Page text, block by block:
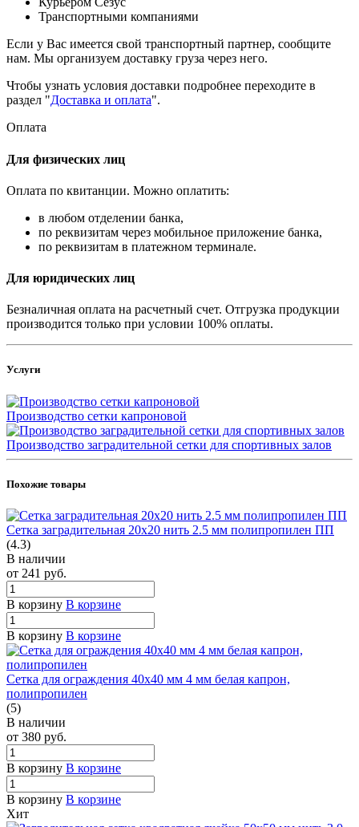
Транспортными компаниями
Если у Вас имеется свой транспортный партнер, сообщите
нам. Мы организуем доставку груза через него.
Чтобы узнать условия доставки подробнее переходите в
раздел "Доставка и оплата".
Оплата
Для физических лиц
Оплата по квитанции. Можно оплатить:
в любом отделении банка,
по реквизитам через мобильное приложение банка,
по реквизитам в платежном терминале.
Для юридических лиц
Безналичная оплата на расчетный счет. Отгрузка продукции
производится только при условии 100% оплаты.
Услуги
Производство сетки капроновой
Производство заградительной сетки для спортивных залов
Похожие товары
Сетка заградительная 20х20 нить 2.5 мм полипропилен ПП
(4.3)
В наличии
от 241 руб.
В корзину В корзине
В корзину В корзине
Сетка для ограждения 40х40 мм 4 мм белая капрон,
полипропилен
(5)
В наличии
от 380 руб.
В корзину В корзине
В корзину В корзине
Хит